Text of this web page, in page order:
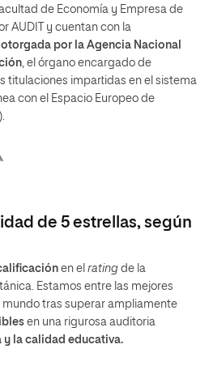
de Economía y Empresa de
AUDIT y cuentan con la
otorgada por la Agencia Nacional
, el órgano encargado de
titulaciones impartidas en el sistema
con el Espacio Europeo de
de 5 estrellas, según
en el rating de la
Estamos entre las mejores
mundo tras superar ampliamente
en una rigurosa auditoria
y la calidad educativa.